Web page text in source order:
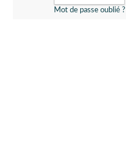
Mot de passe oublié ?